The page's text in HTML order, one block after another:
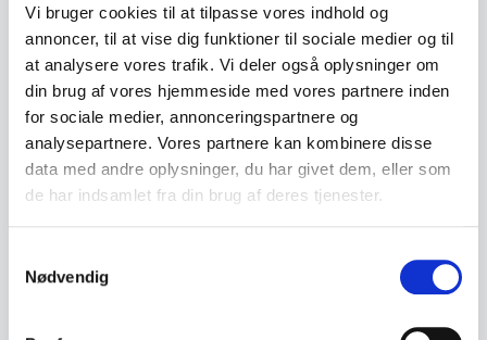
Vi bruger cookies til at tilpasse vores indhold og
annoncer, til at vise dig funktioner til sociale medier og til
at analysere vores trafik. Vi deler også oplysninger om
din brug af vores hjemmeside med vores partnere inden
for sociale medier, annonceringspartnere og
analysepartnere. Vores partnere kan kombinere disse
data med andre oplysninger, du har givet dem, eller som
de har indsamlet fra din brug af deres tjenester.
Nødvendig
Gad vide hvad læren bliver af Nordic
Waste-sagen?
11. January 2024